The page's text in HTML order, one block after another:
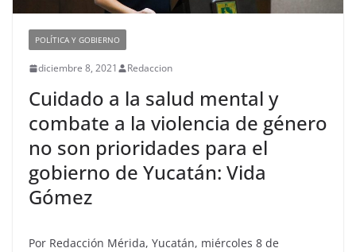
POLÍTICA Y GOBIERNO
diciembre 8, 2021 Redaccion
Cuidado a la salud mental y
combate a la violencia de género
no son prioridades para el
gobierno de Yucatán: Vida
Gómez
Por Redacción Mérida, Yucatán, miércoles 8 de